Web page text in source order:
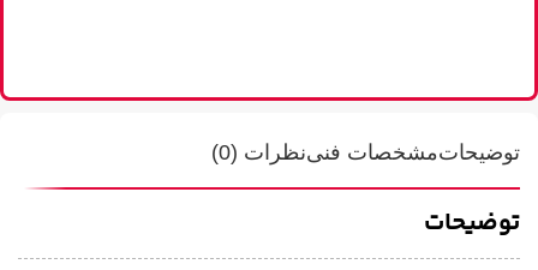
توضیحاتمشخصات فنینظرات (0)
توضیحات